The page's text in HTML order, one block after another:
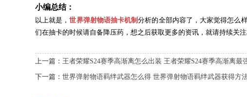
小编总结：
以上就是，世界弹射物语抽卡机制分析的全部内容了，大家觉得怎么
们在抽卡的时候请自备降压药，想之后获取更多的资讯，就请持续关注
上一篇： 王者荣耀S24赛季高渐离怎么出装 王者荣耀S24赛季高渐离最
下一篇： 世界弹射物语羁绊武器怎么得 世界弹射物语羁绊武器获得方